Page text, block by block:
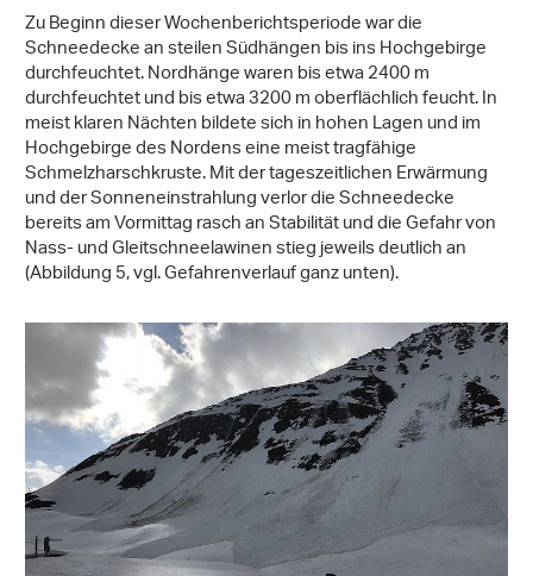
Zu Beginn dieser Wochenberichtsperiode war die
Schneedecke an steilen Südhängen bis ins Hochgebirge
durchfeuchtet. Nordhänge waren bis etwa 2400 m
durchfeuchtet und bis etwa 3200 m oberflächlich feucht. In
meist klaren Nächten bildete sich in hohen Lagen und im
Hochgebirge des Nordens eine meist tragfähige
Schmelzharschkruste. Mit der tageszeitlichen Erwärmung
und der Sonneneinstrahlung verlor die Schneedecke
bereits am Vormittag rasch an Stabilität und die Gefahr von
Nass- und Gleitschneelawinen stieg jeweils deutlich an
(Abbildung 5, vgl. Gefahrenverlauf ganz unten).